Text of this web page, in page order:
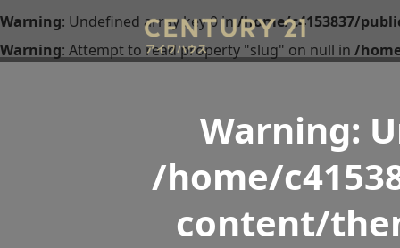
Warning: Undefined array key 0 in/home/c4153837/
Warning: Attempt to read property "slug" on null in /
Warning:
/home/
content/